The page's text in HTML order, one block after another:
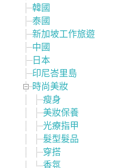
韓國
泰國
新加坡工作旅遊
中國
日本
印尼峇里島
時尚美妝
瘦身
美妝保養
光療指甲
髮型髮品
穿搭
香氛